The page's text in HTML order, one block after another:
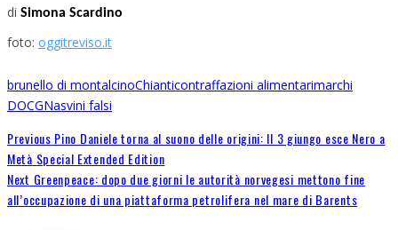
di Simona Scardino
foto: oggitreviso.it
brunello di montalcinoChianticontraffazioni alimentarimarchi
DOCGNasvini falsi
Previous Pino Daniele torna al suono delle origini: Il 3 giungo esce Nero a
Metà Special Extended Edition
Next Greenpeace: dopo due giorni le autorità norvegesi mettono fine
all’occupazione di una piattaforma petrolifera nel mare di Barents